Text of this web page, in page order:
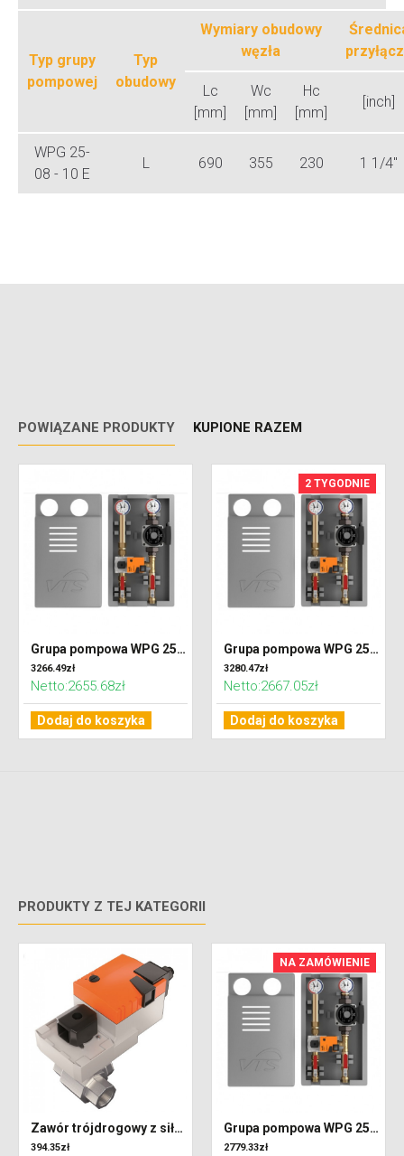
Typ grupy
pompowej
Typ
obudowy
Wymiary obudowy
węzła
Lc
[mm]
Wc
[mm]
Hc
[mm]
[inch]
WPG 25-
08 - 10 E
L 690 355 230 1 1/4"
POWIĄZANE PRODUKTY KUPIONE RAZEM
Grupa pompowa WPG 25-08 - 16 E
3266.49zł
Netto:2655.68zł
Dodaj do koszyka
2 TYGODNIE
Grupa pompowa WPG 25-12 - 16 E
3280.47zł
Netto:2667.05zł
Dodaj do koszyka
PRODUKTY Z TEJ KATEGORII
Zawór trójdrogowy z siłownikiem
394.35zł
NA ZAMÓWIENIE
Grupa pompowa WPG 25-06 - 10 E
2779.33zł